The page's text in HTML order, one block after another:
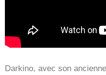
Darkino, avec son